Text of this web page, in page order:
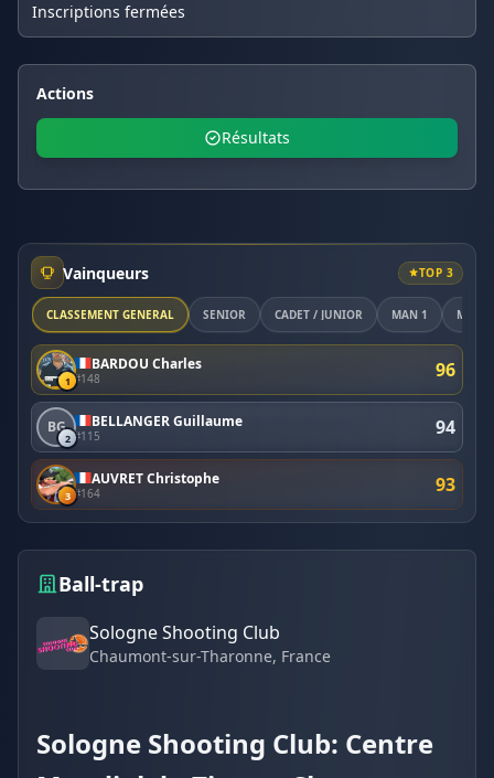
Inscriptions fermées
Actions
Résultats
Vainqueurs TOP 3
CLASSEMENT GÉNÉRAL SÉNIOR CADET / JUNIOR MAN 1 MAN 2
1
BARDOU Charles
#148 96
BG
2
BELLANGER Guillaume
#115 94
3
AUVRET Christophe
#164 93
Ball-trap
Sologne Shooting Club
Chaumont-sur-Tharonne, France
Sologne Shooting Club: Centre